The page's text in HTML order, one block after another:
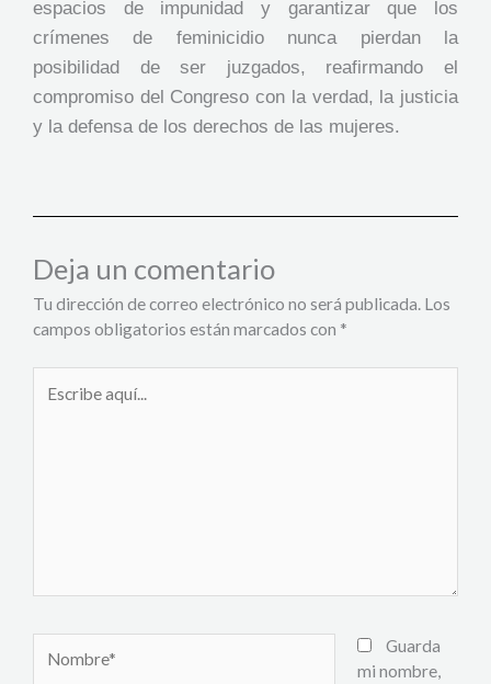
espacios de impunidad y garantizar que los
crímenes de feminicidio nunca pierdan la
posibilidad de ser juzgados, reafirmando el
compromiso del Congreso con la verdad, la justicia
y la defensa de los derechos de las mujeres.
Deja un comentario
Tu dirección de correo electrónico no será publicada. Los
campos obligatorios están marcados con *
aquí...
Guarda
mi nombre,